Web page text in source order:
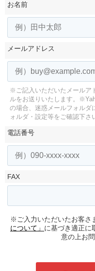
お名前
メールアドレス
※ご記入いただいたメールア
ルをお送りいたします。
の場合、迷惑メールフォルダ
ォルダ・設定等をご確認下さ
電話番号
FAX
※ご入力いただいたお客さ
について」 に基づき適正に
意の上お